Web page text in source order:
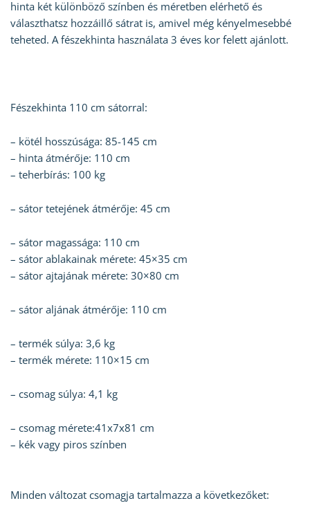
hinta két különböző színben és méretben elérhető és
választhatsz hozzáillő sátrat is, amivel még kényelmesebbé
teheted. A fészekhinta használata 3 éves kor felett ajánlott.
Fészekhinta 110 cm sátorral:
– kötél hosszúsága: 85-145 cm
– hinta átmérője: 110 cm
– teherbírás: 100 kg
– sátor tetejének átmérője: 45 cm
– sátor magassága: 110 cm
– sátor ablakainak mérete: 45×35 cm
– sátor ajtajának mérete: 30×80 cm
– sátor aljának átmérője: 110 cm
– termék súlya: 3,6 kg
– termék mérete: 110×15 cm
– csomag súlya: 4,1 kg
– csomag mérete:41x7x81 cm
– kék vagy piros színben
Minden változat csomagja tartalmazza a következőket: